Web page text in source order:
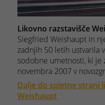
Likovno razstavišče
Siegfried Weishaupt in
zadnjih 50 letih ustvarila
sodobne umetnosti, ki je
novembra 2007 v
Dalje do spletne strani
Weishaupt